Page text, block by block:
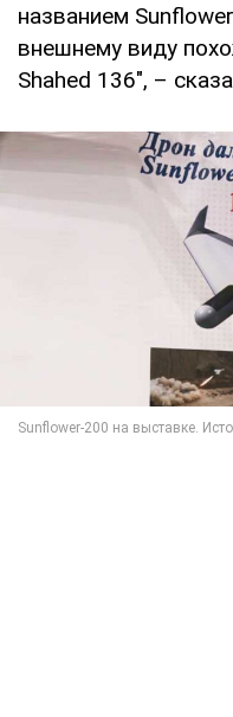
названием
внешнему виду
Shahed 136", –